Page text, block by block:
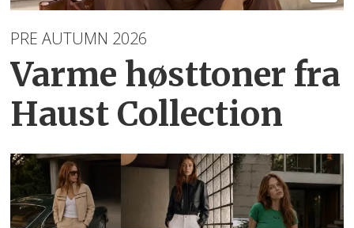
PRE AUTUMN 2026
Varme høsttoner fra
Haust Collection